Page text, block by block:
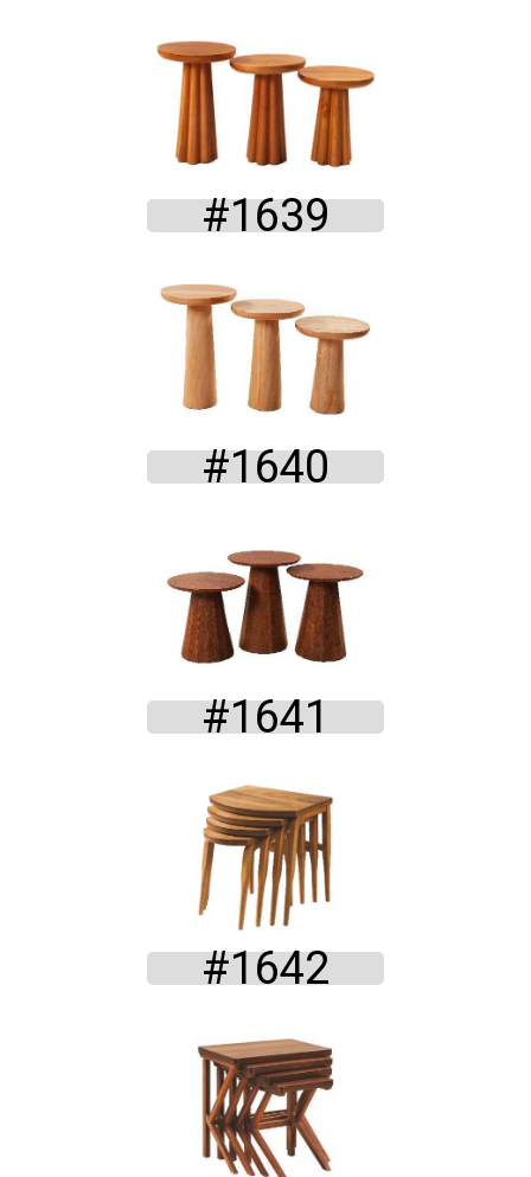
#1639
#1640
#1641
#1642